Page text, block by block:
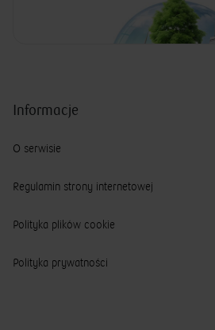
Informacje
O serwisie
Regulamin strony internetowej
Polityka plików cookie
Polityka prywatności